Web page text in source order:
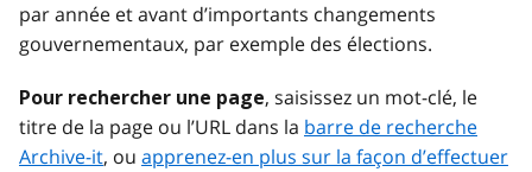
par année et avant d’importants changements
gouvernementaux, par exemple des élections.
Pour rechercher une page, saisissez un mot-clé, le
titre de la page ou l’URL dans la barre de recherche
Archive-it, ou apprenez-en plus sur la façon d’effectuer